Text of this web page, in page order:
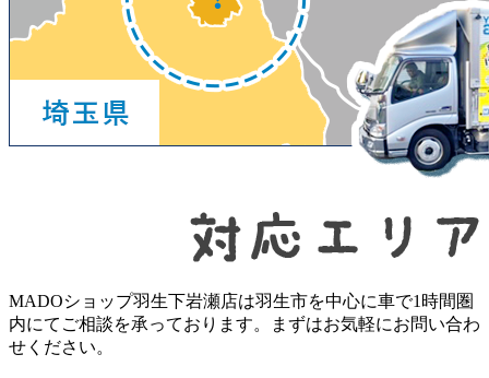
MADOショップ羽生下岩瀬店は羽生市を中心に車で1時間圏
内にてご相談を承っております。まずはお気軽にお問い合わ
せください。